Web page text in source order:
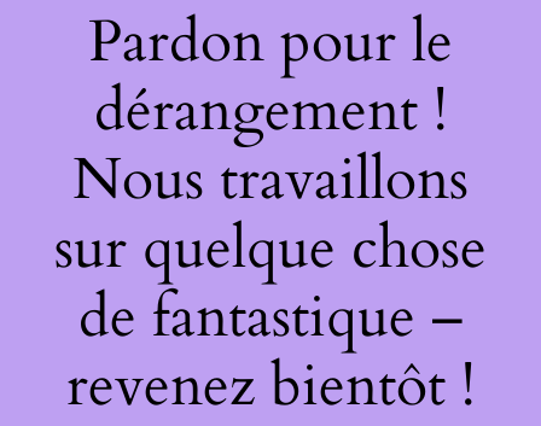
Pardon pour le
dérangement !
Nous travaillons
sur quelque chose
de fantastique –
revenez bientôt !